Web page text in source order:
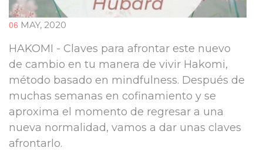
06 MAY, 2020
HAKOMI - Claves para afrontar este nuevo
de cambio en tu manera de vivir Hakomi,
método basado en mindfulness. Después de
muchas semanas en cofinamiento y se
aproxima el momento de regresar a una
nueva normalidad, vamos a dar unas claves
afrontarlo.